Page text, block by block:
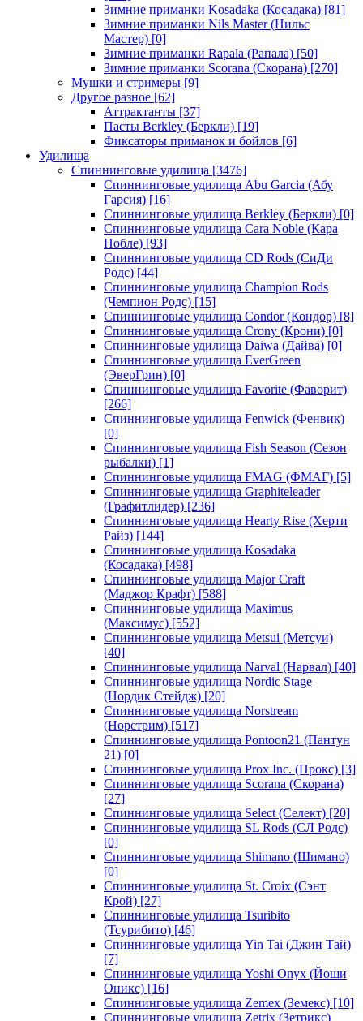
Зимние приманки Kosadaka (Косадака) [81]
Зимние приманки Nils Master (Нильс
Мастер) [0]
Зимние приманки Rapala (Рапала) [50]
Зимние приманки Scorana (Скорана) [270]
Мушки и стримеры [9]
Другое разное [62]
Аттрактанты [37]
Пасты Berkley (Беркли) [19]
Фиксаторы приманок и бойлов [6]
Удилища
Спиннинговые удилища [3476]
Спиннинговые удилища Abu Garcia (Абу
Гарсия) [16]
Спиннинговые удилища Berkley (Беркли) [0]
Спиннинговые удилища Cara Noble (Кара
Нобле) [93]
Спиннинговые удилища CD Rods (СиДи
Родс) [44]
Спиннинговые удилища Champion Rods
(Чемпион Родс) [15]
Спиннинговые удилища Condor (Кондор) [8]
Спиннинговые удилища Crony (Крони) [0]
Спиннинговые удилища Daiwa (Дайва) [0]
Спиннинговые удилища EverGreen
(ЭверГрин) [0]
Спиннинговые удилища Favorite (Фаворит)
[266]
Спиннинговые удилища Fenwick (Фенвик)
[0]
Спиннинговые удилища Fish Season (Сезон
рыбалки) [1]
Спиннинговые удилища FMAG (ФМАГ) [5]
Спиннинговые удилища Graphiteleader
(Графитлидер) [236]
Спиннинговые удилища Hearty Rise (Херти
Райз) [144]
Спиннинговые удилища Kosadaka
(Косадака) [498]
Спиннинговые удилища Major Craft
(Маджор Крафт) [588]
Спиннинговые удилища Maximus
(Максимус) [552]
Спиннинговые удилища Metsui (Метсуи)
[40]
Спиннинговые удилища Narval (Нарвал) [40]
Спиннинговые удилища Nordic Stage
(Нордик Стейдж) [20]
Спиннинговые удилища Norstream
(Норстрим) [517]
Спиннинговые удилища Pontoon21 (Пантун
21) [0]
Спиннинговые удилища Prox Inc. (Прокс) [3]
Спиннинговые удилища Scorana (Скорана)
[27]
Спиннинговые удилища Select (Селект) [20]
Спиннинговые удилища SL Rods (СЛ Родс)
[0]
Спиннинговые удилища Shimano (Шимано)
[0]
Спиннинговые удилища St. Croix (Сэнт
Крой) [27]
Спиннинговые удилища Tsuribito
(Тсурибито) [46]
Спиннинговые удилища Yin Tai (Джин Тай)
[7]
Спиннинговые удилища Yoshi Onyx (Йоши
Оникс) [16]
Спиннинговые удилища Zemex (Земекс) [10]
Спиннинговые удилища Zetrix (Зетрикс)